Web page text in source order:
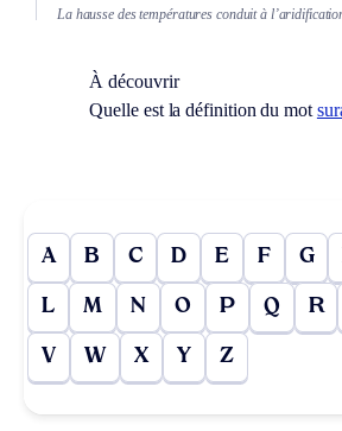
La hausse des températures conduit à
À découvrir
Quelle est la définition du mot
A B C D E F G
L M N O P Q R
V W X Y Z